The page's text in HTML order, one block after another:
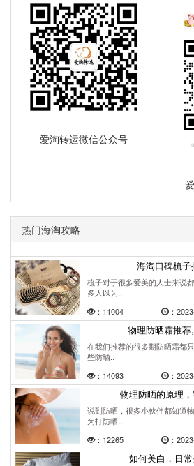
爱淘转运微信公众号
热门海淘攻略
海淘口碑梳
梳子对于很多爱美的人士来说
多人以为..
：11004
：
物理防晒霜推
在我们推荐的很多期防晒霜都
些防晒..
：14093
：
物理防晒的原理
说到防晒，很多小伙伴都知道
为打防晒..
：12265
：
如何美白，日